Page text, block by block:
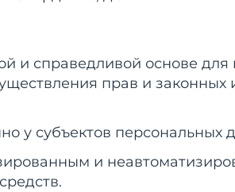
и справедливой основе
прав и законных
у субъектов персональных
и